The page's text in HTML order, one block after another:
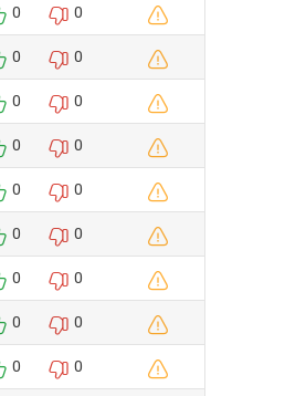
0 0
0 0
0 0
0 0
0 0
0 0
0 0
0 0
0 0